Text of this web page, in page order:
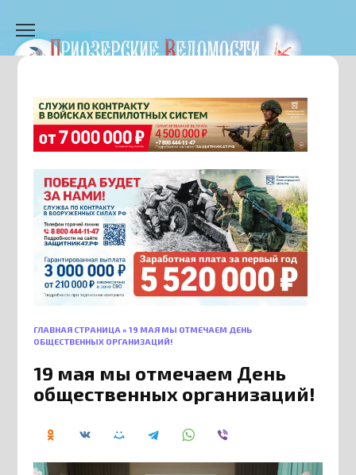
содержанию
ГЛАВНАЯ СТРАНИЦА »19 МАЯ МЫ ОТМЕЧАЕМ ДЕНЬ
ОБЩЕСТВЕННЫХ ОРГАНИЗАЦИЙ!
19 мая мы отмечаем День
общественных организаций!